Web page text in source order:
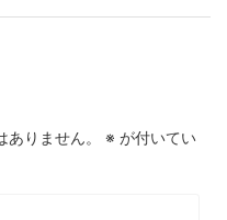
りません。 ※ が付いてい